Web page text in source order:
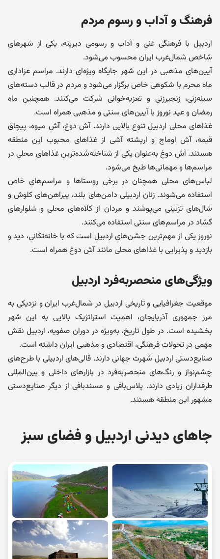
فرهنگ و آداب و رسوم مردم
اردبیل با فرهنگی غنی و آداب و رسومی دیرینه، یکی از شهرهای
شاخص شمال‌غرب ایران محسوب می‌شود.
آیین‌های مذهبی در این شهر جایگاه ویژه‌ای دارند. مراسم عزاداری
ماه محرم با شکوهی خاص برگزار می‌شود و مردم در قالب دسته‌های
سینه‌زنی، زنجیرزنی و تعزیه‌خوانی شرکت می‌کنند. همچنین ماه
رمضان و عید نوروز با آیین‌های سنتی و مذهبی همراه است.
غذاهای محلی اردبیل تنوع بالایی دارند. آش دوغ، آش میوه، پیچاق
قیمه، آش اوماج و اریشته آشی از غذاهای محبوب این منطقه
هستند. آش دوغ به‌عنوان یکی از شناخته‌شده‌ترین غذاهای محلی در
مراسم‌ها و مهمانی‌ها طبخ می‌شود.
لباس‌های محلی همچنان در برخی روستاها و مراسم‌های خاص
استفاده می‌شوند. زنان اردبیلی دامن‌های بلند، پیراهن‌های کلوش و
شال‌های تزئینی می‌پوشند و مردان از کلاه‌های محلی و شلوارهای
گشاد در مراسم‌های سنتی استفاده می‌کنند.
نوروز یکی از مهم‌ترین جشن‌های اردبیل است که با خانه‌تکانی، دید و
بازدید و پذیرایی با غذاهای محلی مانند آش دوغ همراه است.
ویژگی‌های منحصربه‌فرد اردبیل
موقعیت جغرافیایی و تاریخی اردبیل در شمال‌غرب ایران و نزدیکی به
مرز جمهوری آذربایجان، اهمیت استراتژیک بالایی به این شهر
بخشیده است. در طول تاریخ، به‌ویژه در دوران صفویه، اردبیل نقش
مهمی در تحولات فرهنگی، اقتصادی و مذهبی ایران داشته است.
صنایع‌دستی اردبیل شهرت جهانی دارند. قالی‌های اردبیلی با طرح‌های
چشم‌نواز و رنگ‌های منحصربه‌فرد در بازارهای داخلی و بین‌المللی
طرفداران زیادی دارند. پلاس‌بافی و مسندبافی از دیگر صنایع‌دستی
مشهور این منطقه هستند.
جاهای دیدنی اردبیل و فضای سبز